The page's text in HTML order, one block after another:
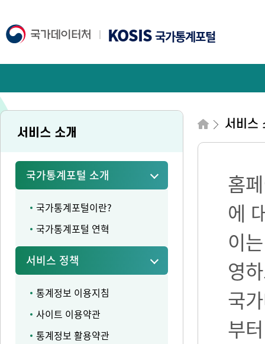
KOSIS국가통계포털
서비스 소개
국가통계포털 소개
국가통계포털이란?
국가통계포털 연혁
서비스 정책
통계정보 이용지침
사이트 이용약관
통계정보 활용약관
서비스
홈
에
이
영
국
부